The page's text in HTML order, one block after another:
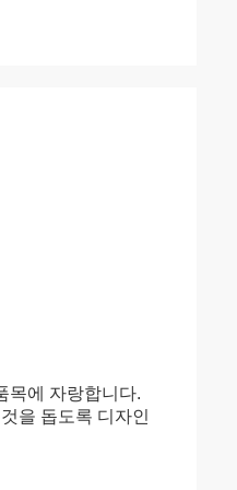
목에 자랑합니다.
을 돕도록 디자인